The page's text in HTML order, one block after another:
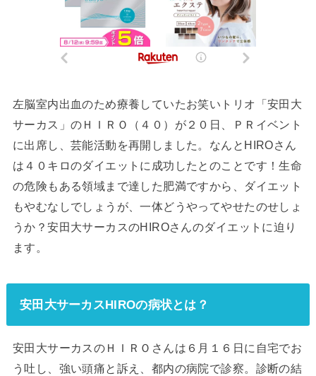
左脳室内出血のため療養していたお笑いトリオ「安田大
サーカス」のＨＩＲＯ（４０）が２０日、ＰＲイベント
に出席し、芸能活動を再開しました。なんとHIROさん
は４０キロのダイエットに成功したとのことです！生命
の危険もある領域まで達した肥満ですから、ダイエット
もやむなしでしょうが、一体どうやってやせたのせしょ
うか？安田大サーカスのHIROさんのダイエットに迫り
ます。
安田大サーカスHIROの病状とは？
安田大サーカスのＨＩＲＯさんは６月１６日に自宅でお
う吐し、強い頭痛と訴え、都内の病院で診察。診断の結